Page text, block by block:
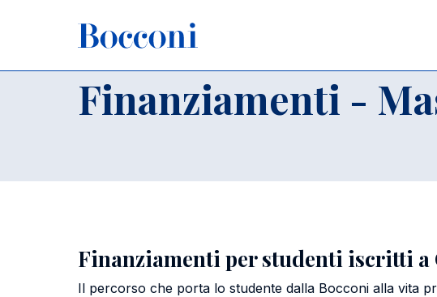
Briciole di pane
Home Per studenti iscritti
Finanziamenti -
Finanziamenti per studenti iscritti a
Il percorso che porta lo studente dalla Bocconi alla vita